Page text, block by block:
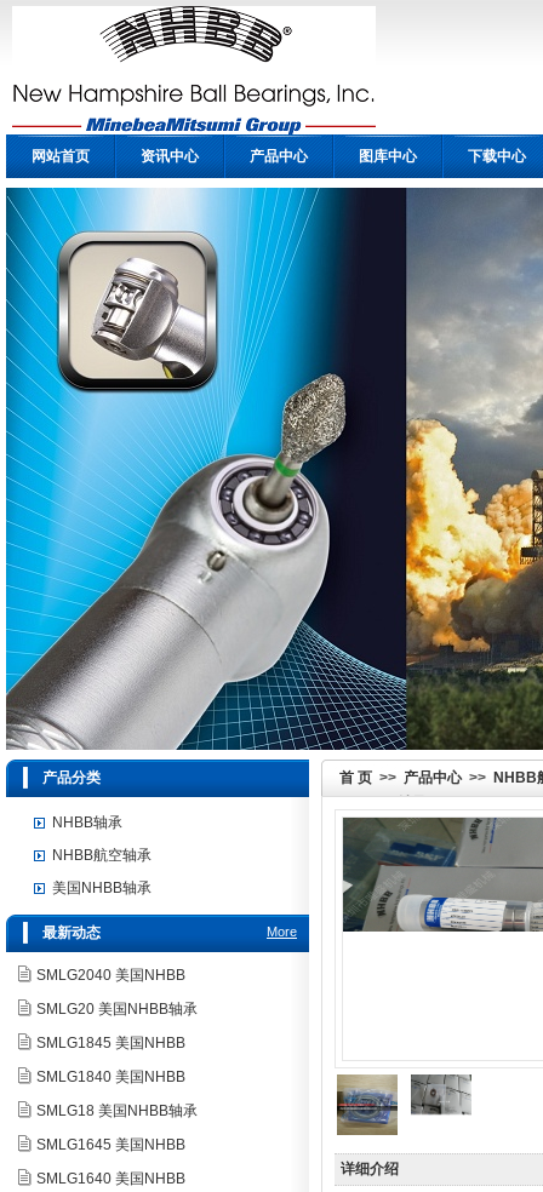
网站首页 资讯中心 产品中心 图库中心 下载中心
首 页 >> 产品中心>> NHBB
详细介绍
产品分类
NHBB轴承
NHBB航空轴承
美国NHBB轴承
More
最新动态
SMLG2040 美国NHBB
SMLG20 美国NHBB轴承
SMLG1845 美国NHBB
SMLG1840 美国NHBB
SMLG18 美国NHBB轴承
SMLG1645 美国NHBB
SMLG1640 美国NHBB